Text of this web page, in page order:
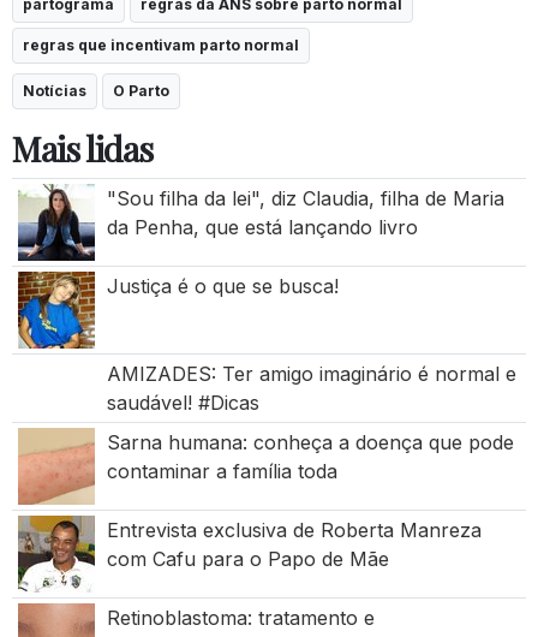
partograma regras da ANS sobre parto normal
regras que incentivam parto normal
Notícias O Parto
Mais lidas
"Sou filha da lei", diz Claudia, filha de Maria
da Penha, que está lançando livro
Justiça é o que se busca!
AMIZADES: Ter amigo imaginário é normal e
saudável! #Dicas
Sarna humana: conheça a doença que pode
contaminar a família toda
Entrevista exclusiva de Roberta Manreza
com Cafu para o Papo de Mãe
Retinoblastoma: tratamento e